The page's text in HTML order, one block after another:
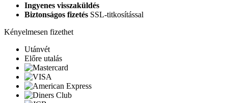
Ingyenes visszaküldés
Biztonságos fizetés SSL-titkosítással
Kényelmesen fizethet
Utánvét
Előre utalás